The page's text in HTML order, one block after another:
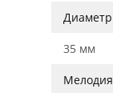
Диаметр
35 мм
Мелодия